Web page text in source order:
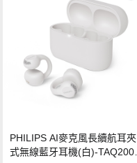
PHILIPS AI麥克風長續航耳夾
式無線藍牙耳機(白)-TAQ2000